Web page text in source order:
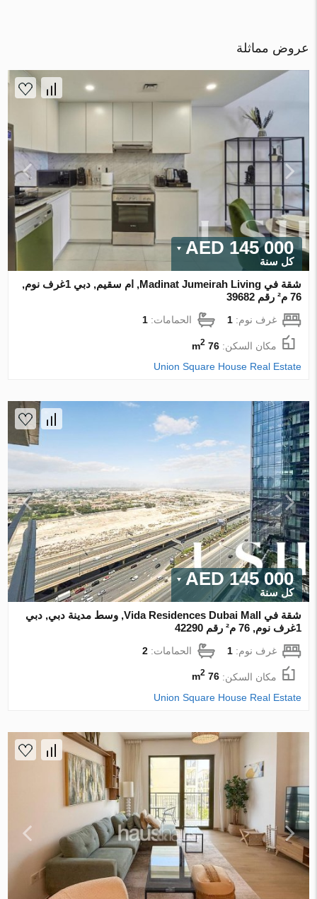
عروض مماثلة
145 000 AED
كل سنة
شقة في Madinat Jumeirah Living, ام سقيم, دبي 1غرف نوم,
76 م² رقم 39682
غرف نوم:1 الحمامات:1
مكان السكن:76 m
2
Union Square House Real Estate
145 000 AED
كل سنة
شقة في Vida Residences Dubai Mall, وسط مدينة دبي, دبي
1غرف نوم, 76 م² رقم 42290
غرف نوم:1 الحمامات:2
مكان السكن:76 m
2
Union Square House Real Estate